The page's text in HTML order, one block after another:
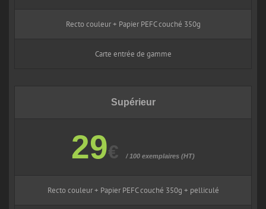
Recto couleur + Papier PEFC couché 350g
Carte entrée de gamme
Supérieur
29€ / 100 exemplaires (HT)
Recto couleur + Papier PEFC couché 350g + pelliculé